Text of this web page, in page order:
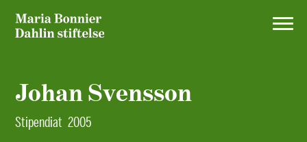
Johan Svensson
Stipendiat 2005